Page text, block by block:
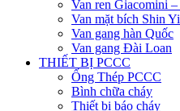
Van ren Giacomini
Van mặt bích Shin Yi
Van gang hàn Quốc
Van gang Đài Loan
THIẾT BỊ PCCC
Ống Thép PCCC
Bình chữa cháy
Thiết bị báo cháy